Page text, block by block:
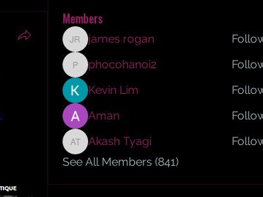
Members
james rogan
james rogan
phocohanoi2
phocohanoi2
Kevin Lim
Aman
Akash Tyagi
Akash Tyagi
See All Members (841)